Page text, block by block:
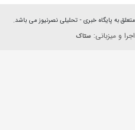
اجرا و میزبانی:ستاک